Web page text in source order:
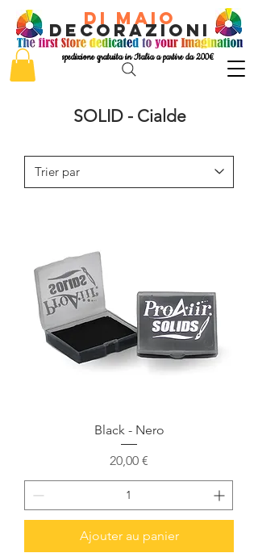
di Maio
decorazioni
spedizione gratuita in Italia a partire da 200€
SOLID - Cialde
Black - Nero
Prix
20,00 €
Ajouter au panier